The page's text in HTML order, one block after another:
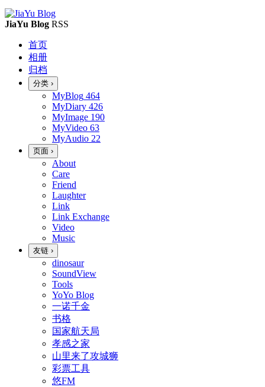
JiaYu Blog RSS
首页
相册
归档
分类 ›
MyBlog 464
MyDiary 426
MyImage 190
MyVideo 63
MyAudio 22
页面 ›
About
Care
Friend
Laughter
Link
Link Exchange
Video
Music
友链 ›
dinosaur
SoundView
Tools
YoYo Blog
一诺千金
书格
国家航天局
孝感之家
山里来了攻城狮
彩票工具
悠FM